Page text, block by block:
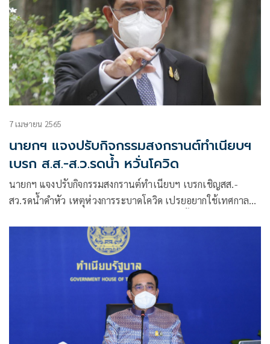
7 เมษายน 2565
นายกฯ แจงปรับกิจกรรมสงกรานต์ทำเนียบฯ
เบรก ส.ส.-ส.ว.รดน้ำ หวั่นโควิด
นายกฯ แจงปรับกิจกรรมสงกรานต์ทำเนียบฯ เบรกเชิญสส.-
สว.รดน้ำดำหัว เหตุห่วงการระบาดโควิด เปรยอยากใช้เทศกาล
แต่ต้องผ่านการคัดกรองปลอดภัย เผยห่วงปชช.เดินทางกลับบ้าน
ภูมิลำเนา ขอระมัดระวังใช้รถใช้ถนน